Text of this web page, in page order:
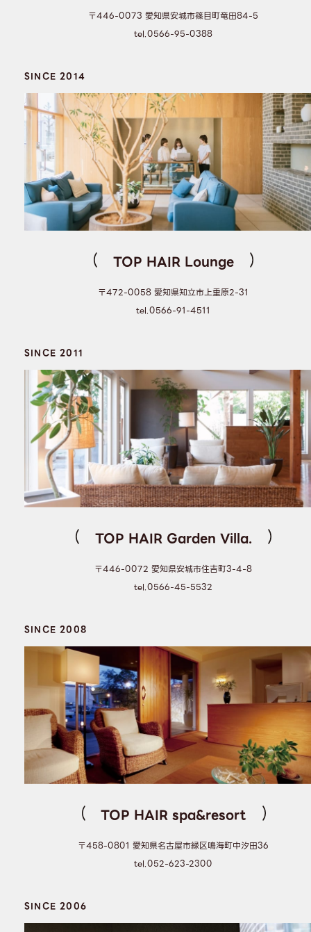
〒446-0073 愛知県安城市篠目町竜田84-5
tel.0566-95-0388
SINCE 2014
TOP HAIR Lounge
〒472-0058 愛知県知立市上重原2-31
tel.0566-91-4511
SINCE 2011
TOP HAIR Garden Villa.
〒446-0072 愛知県安城市住吉町3-4-8
tel.0566-45-5532
SINCE 2008
TOP HAIR spa&resort
〒458-0801 愛知県名古屋市緑区鳴海町中汐田36
tel.052-623-2300
SINCE 2006